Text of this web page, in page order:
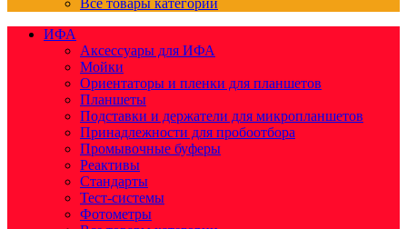
Все товары категории
ИФА
Аксессуары для ИФА
Мойки
Ориентаторы и пленки для планшетов
Планшеты
Подставки и держатели для микропланшетов
Принадлежности для пробоотбора
Промывочные буферы
Реактивы
Стандарты
Тест-системы
Фотометры